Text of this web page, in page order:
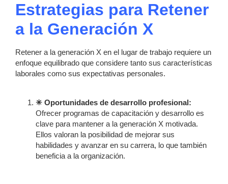
Estrategias para Retener
a la Generación X
Retener a la generación X en el lugar de trabajo requiere un
enfoque equilibrado que considere tanto sus características
laborales como sus expectativas personales.
✳ Oportunidades de desarrollo profesional:
Ofrecer programas de capacitación y desarrollo es
clave para mantener a la generación X motivada.
Ellos valoran la posibilidad de mejorar sus
habilidades y avanzar en su carrera, lo que también
beneficia a la organización.